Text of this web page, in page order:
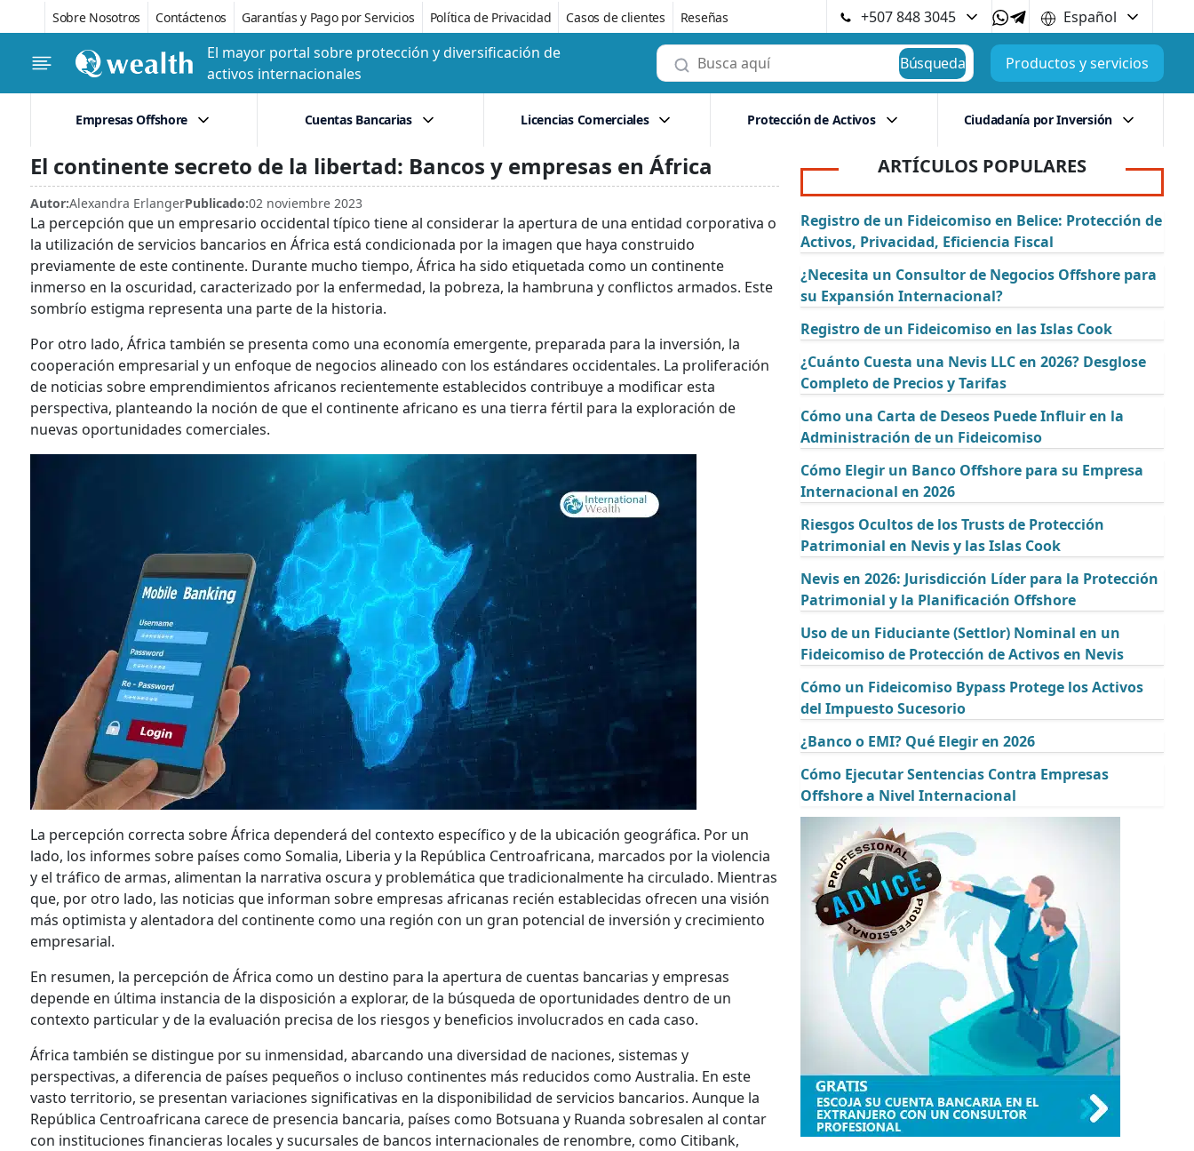
Sobre Nosotros Contáctenos Garantías y Pago por Servicios Política de Privacidad Casos de clientes Reseñas +507 848 3045
Español
El mayor portal sobre protección y diversificación de
activos internacionales
Búsqueda Productos y servicios
Empresas Offshore Cuentas Bancarias Licencias Comerciales Protección de Activos Ciudadanía por Inversión
El continente secreto de la libertad: Bancos y empresas en África
Autor:Alexandra ErlangerPublicado:02 noviembre 2023
La percepción que un empresario occidental típico tiene al considerar la apertura de una entidad corporativa o
la utilización de servicios bancarios en África está condicionada por la imagen que haya construido
previamente de este continente. Durante mucho tiempo, África ha sido etiquetada como un continente
inmerso en la oscuridad, caracterizado por la enfermedad, la pobreza, la hambruna y conflictos armados. Este
sombrío estigma representa una parte de la historia.
Por otro lado, África también se presenta como una economía emergente, preparada para la inversión, la
cooperación empresarial y un enfoque de negocios alineado con los estándares occidentales. La proliferación
de noticias sobre emprendimientos africanos recientemente establecidos contribuye a modificar esta
perspectiva, planteando la noción de que el continente africano es una tierra fértil para la exploración de
nuevas oportunidades comerciales.
La percepción correcta sobre África dependerá del contexto específico y de la ubicación geográfica. Por un
lado, los informes sobre países como Somalia, Liberia y la República Centroafricana, marcados por la violencia
y el tráfico de armas, alimentan la narrativa oscura y problemática que tradicionalmente ha circulado. Mientras
que, por otro lado, las noticias que informan sobre empresas africanas recién establecidas ofrecen una visión
más optimista y alentadora del continente como una región con un gran potencial de inversión y crecimiento
empresarial.
En resumen, la percepción de África como un destino para la apertura de cuentas bancarias y empresas
depende en última instancia de la disposición a explorar, de la búsqueda de oportunidades dentro de un
contexto particular y de la evaluación precisa de los riesgos y beneficios involucrados en cada caso.
África también se distingue por su inmensidad, abarcando una diversidad de naciones, sistemas y
perspectivas, a diferencia de países pequeños o incluso continentes más reducidos como Australia. En este
vasto territorio, se presentan variaciones significativas en la disponibilidad de servicios bancarios. Aunque la
República Centroafricana carece de presencia bancaria, países como Botsuana y Ruanda sobresalen al contar
con instituciones financieras locales y sucursales de bancos internacionales de renombre, como Citibank,
ARTÍCULOS POPULARES
Registro de un Fideicomiso en Belice: Protección de
Activos, Privacidad, Eficiencia Fiscal
¿Necesita un Consultor de Negocios Offshore para
su Expansión Internacional?
Registro de un Fideicomiso en las Islas Cook
¿Cuánto Cuesta una Nevis LLC en 2026? Desglose
Completo de Precios y Tarifas
Cómo una Carta de Deseos Puede Influir en la
Administración de un Fideicomiso
Cómo Elegir un Banco Offshore para su Empresa
Internacional en 2026
Riesgos Ocultos de los Trusts de Protección
Patrimonial en Nevis y las Islas Cook
Nevis en 2026: Jurisdicción Líder para la Protección
Patrimonial y la Planificación Offshore
Uso de un Fiduciante (Settlor) Nominal en un
Fideicomiso de Protección de Activos en Nevis
Cómo un Fideicomiso Bypass Protege los Activos
del Impuesto Sucesorio
¿Banco o EMI? Qué Elegir en 2026
Cómo Ejecutar Sentencias Contra Empresas
Offshore a Nivel Internacional